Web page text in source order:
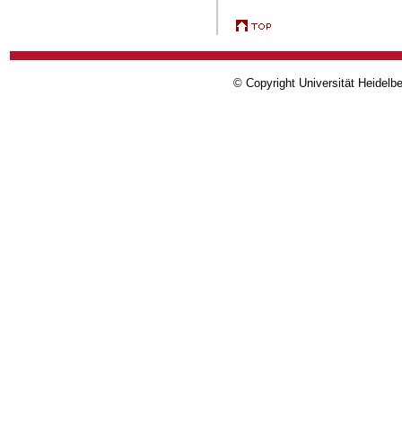
© Copyright Universität